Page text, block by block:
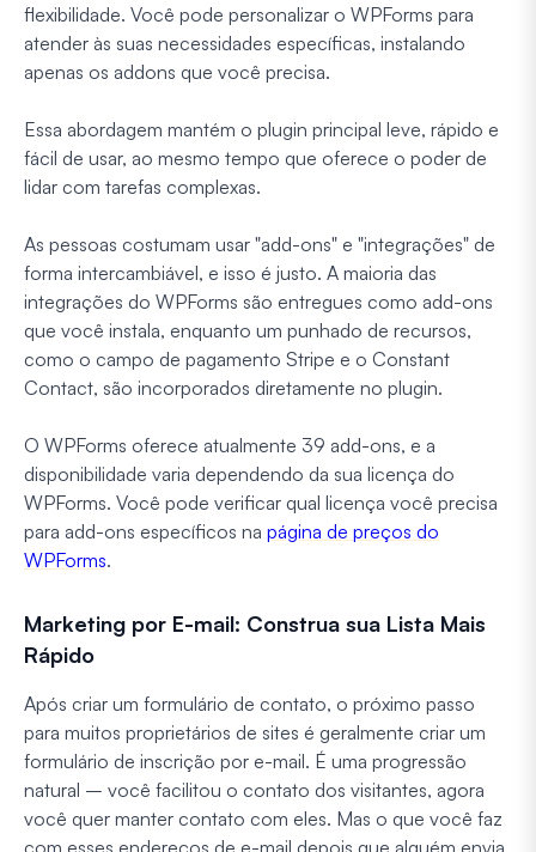
flexibilidade. Você pode personalizar o WPForms para
atender às suas necessidades específicas, instalando
apenas os addons que você precisa.
Essa abordagem mantém o plugin principal leve, rápido e
fácil de usar, ao mesmo tempo que oferece o poder de
lidar com tarefas complexas.
As pessoas costumam usar "add-ons" e "integrações" de
forma intercambiável, e isso é justo. A maioria das
integrações do WPForms são entregues como add-ons
que você instala, enquanto um punhado de recursos,
como o campo de pagamento Stripe e o Constant
Contact, são incorporados diretamente no plugin.
O WPForms oferece atualmente 39 add-ons, e a
disponibilidade varia dependendo da sua licença do
WPForms. Você pode verificar qual licença você precisa
para add-ons específicos na página de preços do
WPForms.
Marketing por E-mail: Construa sua Lista Mais
Rápido
Após criar um formulário de contato, o próximo passo
para muitos proprietários de sites é geralmente criar um
formulário de inscrição por e-mail. É uma progressão
natural – você facilitou o contato dos visitantes, agora
você quer manter contato com eles. Mas o que você faz
com esses endereços de e-mail depois que alguém envia